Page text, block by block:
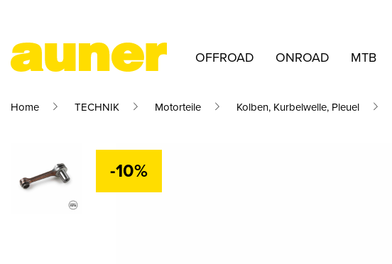
OFFROAD ONROAD MTB
Home TECHNIK Motorteile Kolben, Kurbelwelle, Pleuel
-10%